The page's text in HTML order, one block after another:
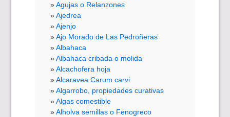
Agujas o Relanzones
Ajedrea
Ajenjo
Ajo Morado de Las Pedroñeras
Albahaca
Albahaca cribada o molida
Alcachofera hoja
Alcaravea Carum carvi
Algarrobo, propiedades curativas
Algas comestible
Alholva semillas o Fenogreco